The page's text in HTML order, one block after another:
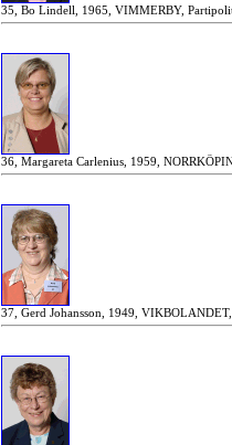
35, Bo Lindell, 1965, VIMMERBY,
36, Margareta Carlenius, 1959,
37, Gerd Johansson, 1949,